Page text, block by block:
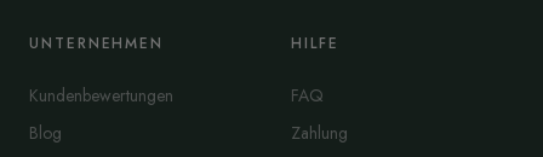
UNTERNEHMEN
Kundenbewertungen
Blog
HILFE
FAQ
Zahlung